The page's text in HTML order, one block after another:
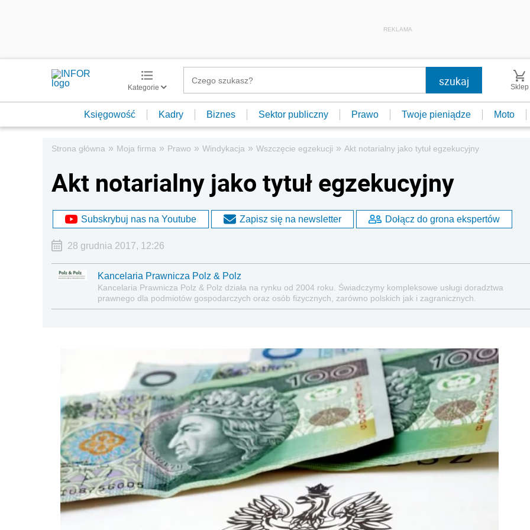
REKLAMA
Kategorie Sklep
Księgowość Kadry Biznes Sektor publiczny Prawo Twoje pieniądze Moto
Strona główna » Moja firma » Prawo » Windykacja » Wszczęcie egzekucji » Akt notarialny jako tytuł egzekucyjny
Akt notarialny jako tytuł egzekucyjny
Subskrybuj nas na Youtube Zapisz się na newsletter Dołącz do grona ekspertów
28 grudnia 2017, 12:26
Kancelaria Prawnicza Polz & Polz
Kancelaria Prawnicza Polz & Polz działa na rynku od 2004 roku. Świadczymy kompleksowe usługi doradztwa
prawnego dla podmiotów gospodarczych oraz osób fizycznych, zarówno polskich jak i zagranicznych.